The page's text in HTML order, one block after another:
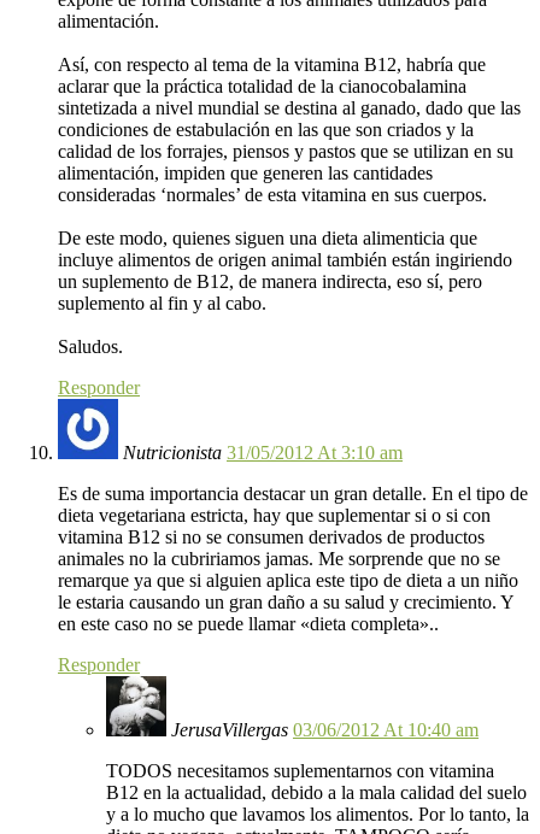
alimentación.
Así, con respecto al tema de la vitamina B12, habría que
aclarar que la práctica totalidad de la cianocobalamina
sintetizada a nivel mundial se destina al ganado, dado que las
condiciones de estabulación en las que son criados y la
calidad de los forrajes, piensos y pastos que se utilizan en su
alimentación, impiden que generen las cantidades
consideradas ‘normales’ de esta vitamina en sus cuerpos.
De este modo, quienes siguen una dieta alimenticia que
incluye alimentos de origen animal también están ingiriendo
un suplemento de B12, de manera indirecta, eso sí, pero
suplemento al fin y al cabo.
Saludos.
Responder
Nutricionista 31/05/2012 At 3:10 am
Es de suma importancia destacar un gran detalle. En el tipo de
dieta vegetariana estricta, hay que suplementar si o si con
vitamina B12 si no se consumen derivados de productos
animales no la cubririamos jamas. Me sorprende que no se
remarque ya que si alguien aplica este tipo de dieta a un niño
le estaria causando un gran daño a su salud y crecimiento. Y
en este caso no se puede llamar «dieta completa»..
Responder
JerusaVillergas 03/06/2012 At 10:40 am
TODOS necesitamos suplementarnos con vitamina
B12 en la actualidad, debido a la mala calidad del suelo
y a lo mucho que lavamos los alimentos. Por lo tanto, la